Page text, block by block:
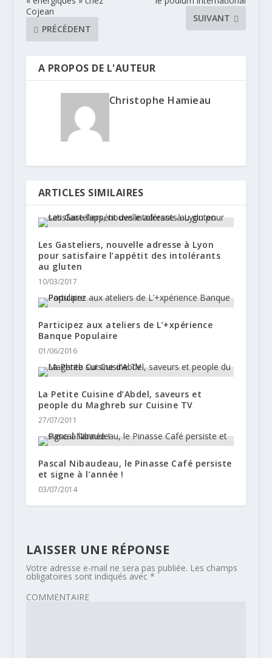
Cojean
PRÉCÉDENT
SUIVANT
A PROPOS DE L'AUTEUR
Christophe Hamieau
ARTICLES SIMILAIRES
Les Gasteliers, nouvelle adresse à Lyon
pour satisfaire l’appétit des intolérants
au gluten
10/03/2017
Participez aux ateliers de L’+xpérience
Banque Populaire
01/06/2016
La Petite Cuisine d’Abdel, saveurs et
people du Maghreb sur Cuisine TV
27/07/2011
Pascal Nibaudeau, le Pinasse Café persiste
et signe à l’année !
03/07/2014
LAISSER UNE RÉPONSE
Votre adresse e-mail ne sera pas publiée. Les champs
obligatoires sont indiqués avec *
COMMENTAIRE